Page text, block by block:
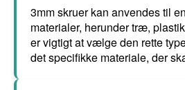
3mm skruer kan anvendes til
materialer, herunder træ,
er vigtigt at vælge den rette
det specifikke materiale, der